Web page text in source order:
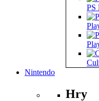
PS
Nintendo
Hry